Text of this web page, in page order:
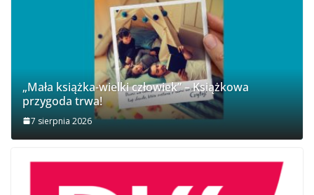
„Mała książka-wielki człowiek” – Książkowa
przygoda trwa!
7 sierpnia 2026